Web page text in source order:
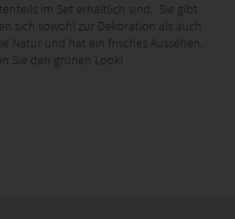
im Set erhältlich sind. Sie gibt
sich sowohl zur Dekoration als auch
Natur und hat ein frisches Aussehen.
Sie den grünen Look!